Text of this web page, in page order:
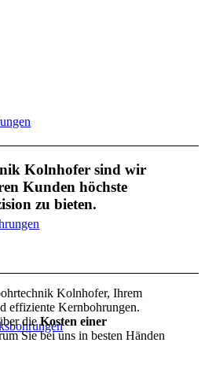
Kolnhofer sind wir
Kunden höchste
zu bieten.
Kolnhofer, Ihrem
effiziente Kernbohrungen.
dieKosten einer
Sie bei uns in besten Händen